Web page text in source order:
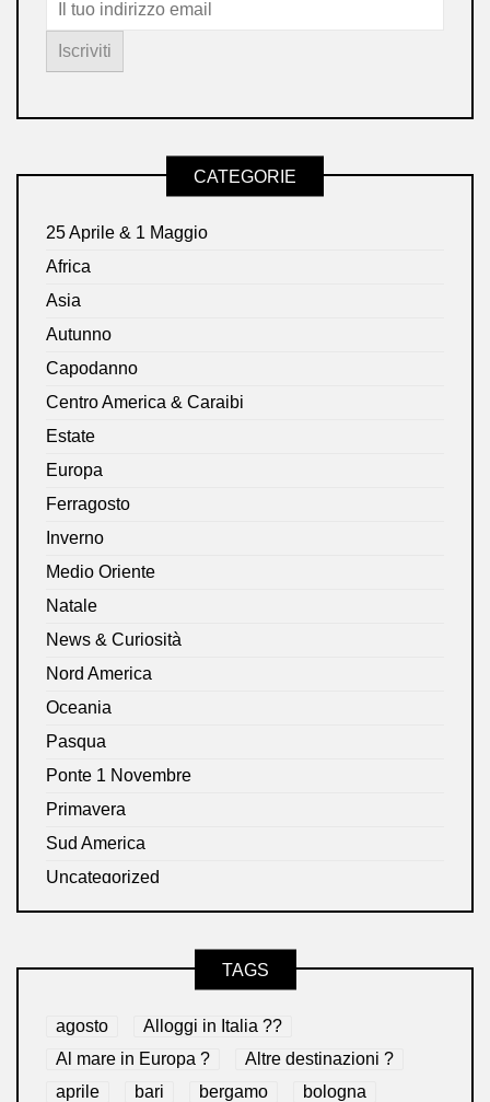
CATEGORIE
25 Aprile & 1 Maggio
Africa
Asia
Autunno
Capodanno
Centro America & Caraibi
Estate
Europa
Ferragosto
Inverno
Medio Oriente
Natale
News & Curiosità
Nord America
Oceania
Pasqua
Ponte 1 Novembre
Primavera
Sud America
Uncategorized
TAGS
agosto
Alloggi in Italia ??
Al mare in Europa ?️
Altre destinazioni ?
aprile
bari bergamo
bologna